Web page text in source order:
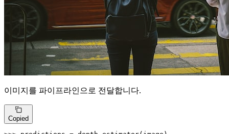
이미지를 파이프라인으로 전달합니다.
Copied